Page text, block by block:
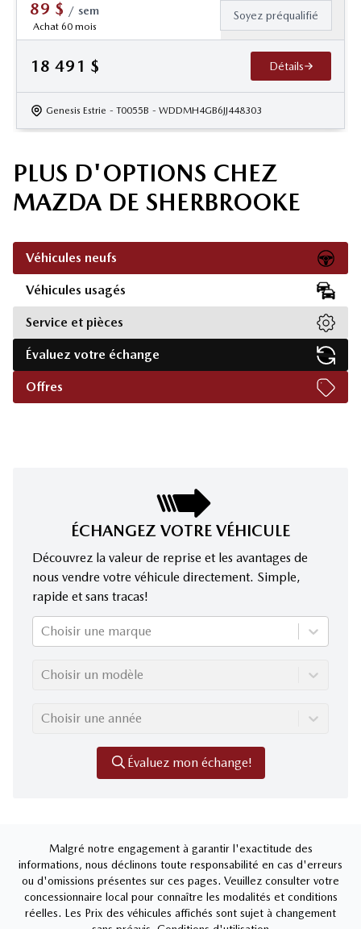
89 $ / sem
Achat 60 mois
Soyez préqualifié
18 491 $ Détails
Genesis Estrie - T0055B - WDDMH4GB6JJ448303
PLUS D'OPTIONS CHEZ
MAZDA DE SHERBROOKE
Véhicules neufs
Véhicules usagés
Service et pièces
Évaluez votre échange
Offres
ÉCHANGEZ VOTRE VÉHICULE
Découvrez la valeur de reprise et les avantages de
nous vendre votre véhicule directement. Simple,
rapide et sans tracas!
Choisir une marque
Choisir un modèle
Choisir une année
Évaluez mon échange!
Malgré notre engagement à garantir l'exactitude des
informations, nous déclinons toute responsabilité en cas d'erreurs
ou d'omissions présentes sur ces pages. Veuillez consulter votre
concessionnaire local pour connaître les modalités et conditions
réelles. Les Prix des véhicules affichés sont sujet à changement